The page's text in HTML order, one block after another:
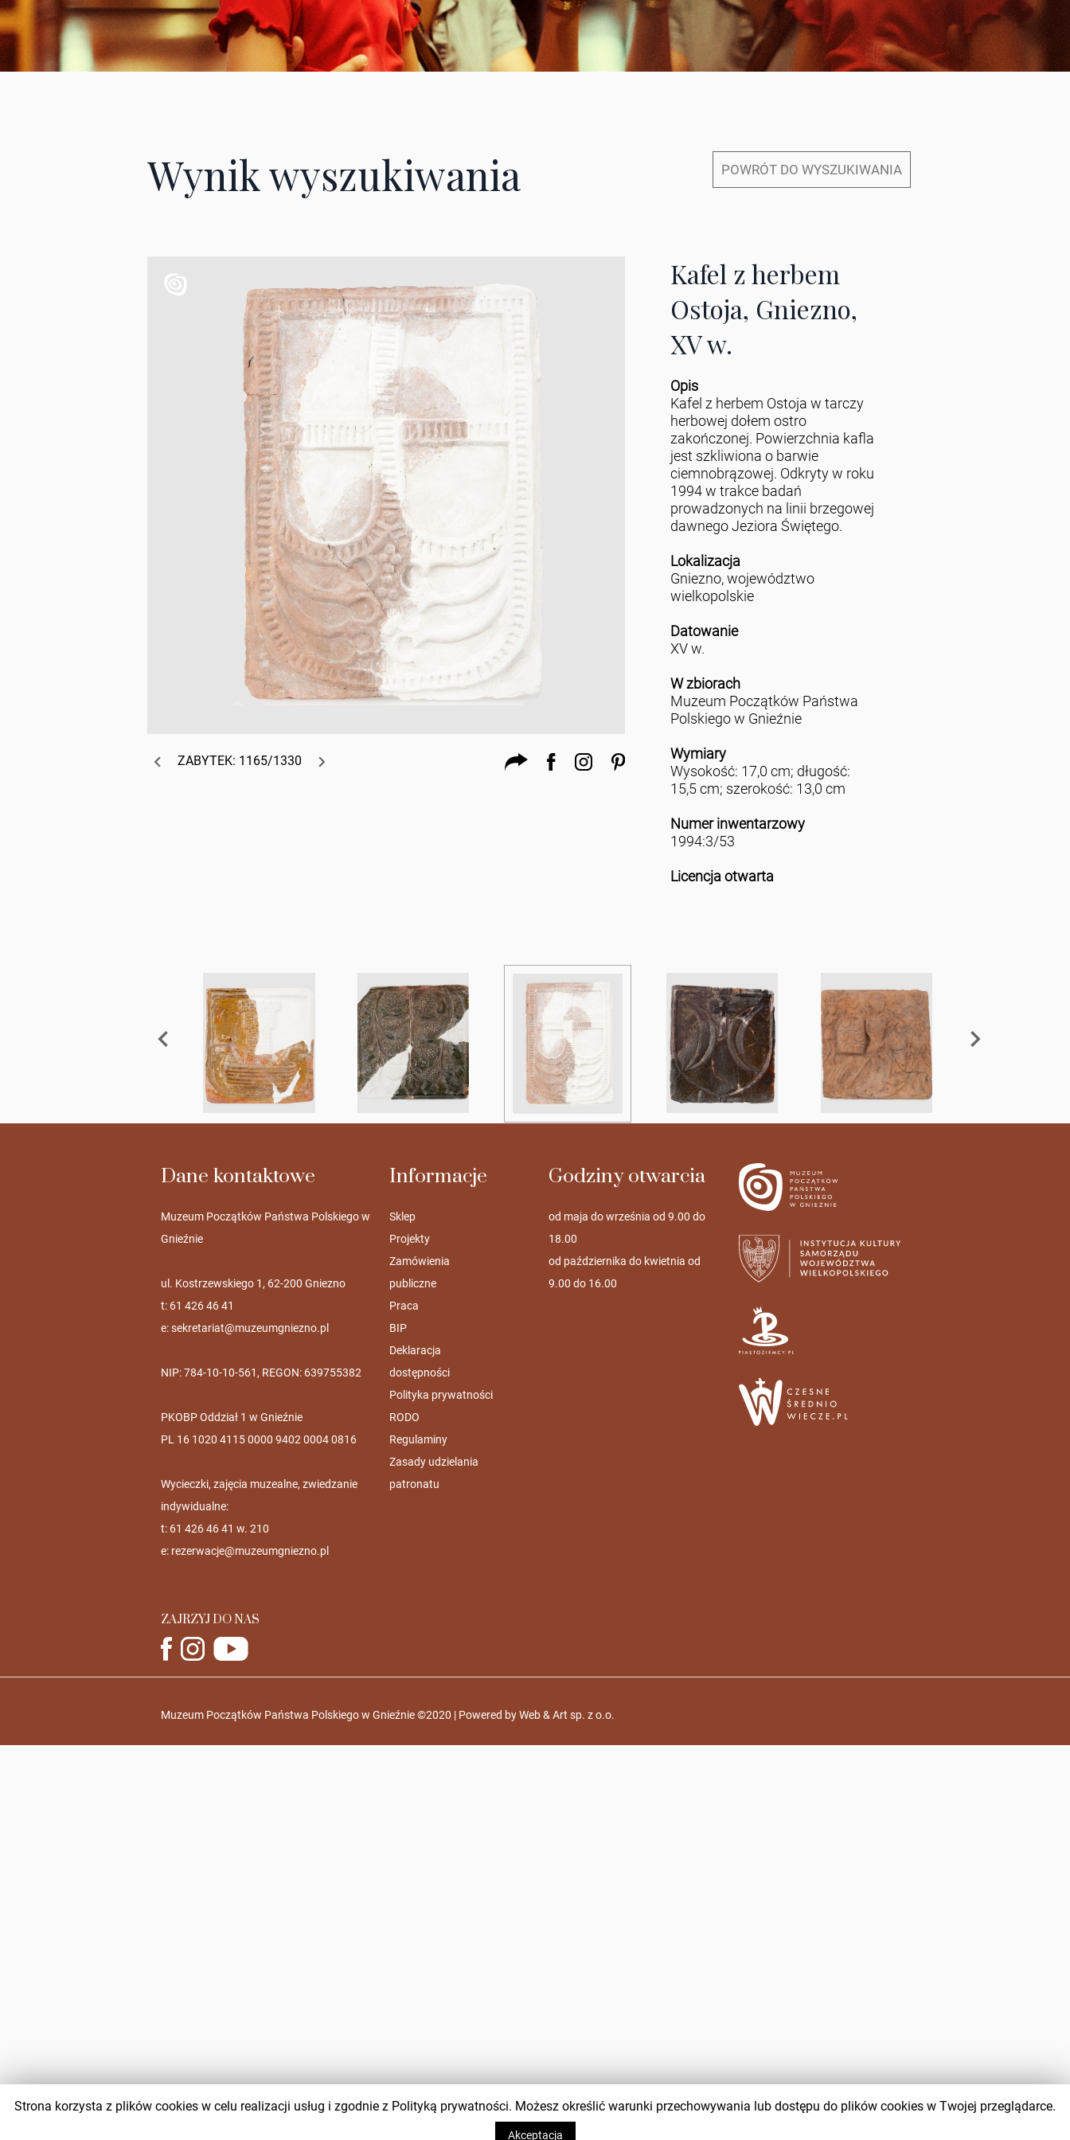
Wynik wyszukiwania POWRÓT DO WYSZUKIWANIA
ZABYTEK: 1165/1330
Kafel z herbem
Ostoja, Gniezno,
XV w.
Opis
Kafel z herbem Ostoja w tarczy
herbowej dołem ostro
zakończonej. Powierzchnia kafla
jest szkliwiona o barwie
ciemnobrązowej. Odkryty w roku
1994 w trakce badań
prowadzonych na linii brzegowej
dawnego Jeziora Świętego.
Lokalizacja
Gniezno, województwo
wielkopolskie
Datowanie
XV w.
W zbiorach
Muzeum Początków Państwa
Polskiego w Gnieźnie
Wymiary
Wysokość: 17,0 cm; długość:
15,5 cm; szerokość: 13,0 cm
Numer inwentarzowy
1994:3/53
Licencja otwarta
Dane kontaktowe
Muzeum Początków Państwa Polskiego w
Gnieźnie
ul. Kostrzewskiego 1, 62-200 Gniezno
t: 61 426 46 41
e:sekretariat@muzeumgniezno.pl
NIP: 784-10-10-561, REGON: 639755382
PKOBP Oddział 1 w Gnieźnie
PL 16 1020 4115 0000 9402 0004 0816
Wycieczki, zajęcia muzealne, zwiedzanie
indywidualne:
t: 61 426 46 41 w. 210
e: rezerwacje@muzeumgniezno.pl
ZAJRZYJ DO NAS
Informacje
Sklep
Projekty
Zamówienia
publiczne
Praca
BIP
Deklaracja
dostępności
Polityka prywatności
RODO
Regulaminy
Zasady udzielania
patronatu
Godziny otwarcia
od maja do września od 9.00 do
18.00
od października do kwietnia od
9.00 do 16.00
Muzeum Początków Państwa Polskiego w Gnieźnie ©2020 | Powered byWeb & Art sp. z o.o.
Strona korzysta z plików cookies w celu realizacji usług i zgodnie z Polityką prywatności. Możesz określić warunki przechowywania lub dostępu do plików cookies w Twojej przeglądarce.
Akceptacja